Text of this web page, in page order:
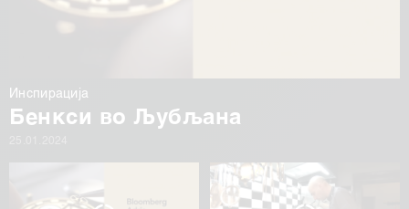
Инспирација
Бенкси во Љубљана